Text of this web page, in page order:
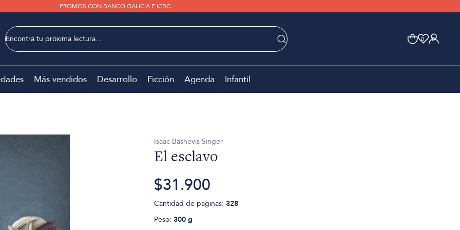
PROMOS CON BANCO GALICIA E ICBC
0 0
Más vendidos Desarrollo Ficción Agenda Infantil
Isaac Bashevis Singer
El esclavo
$31.900
Cantidad de páginas: 328
Peso: 300 g